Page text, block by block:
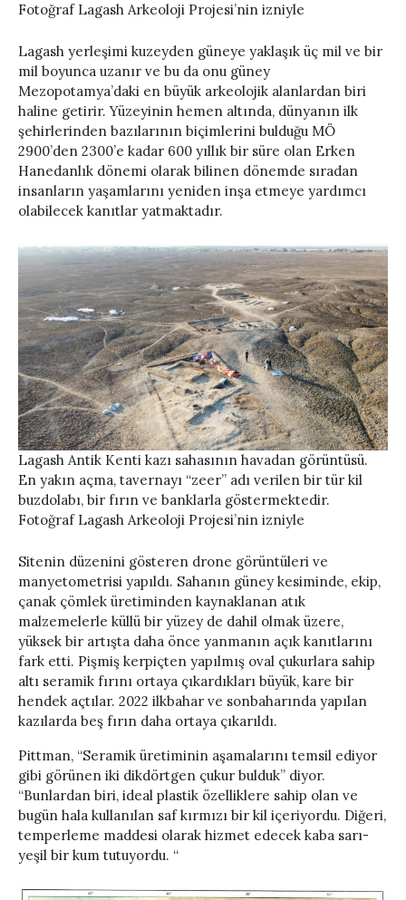
Fotoğraf Lagash Arkeoloji Projesi’nin izniyle
Lagash yerleşimi kuzeyden güneye yaklaşık üç mil ve bir
mil boyunca uzanır ve bu da onu güney
Mezopotamya’daki en büyük arkeolojik alanlardan biri
haline getirir. Yüzeyinin hemen altında, dünyanın ilk
şehirlerinden bazılarının biçimlerini bulduğu MÖ
2900’den 2300’e kadar 600 yıllık bir süre olan Erken
Hanedanlık dönemi olarak bilinen dönemde sıradan
insanların yaşamlarını yeniden inşa etmeye yardımcı
olabilecek kanıtlar yatmaktadır.
Lagash Antik Kenti kazı sahasının havadan görüntüsü.
En yakın açma, tavernayı “zeer” adı verilen bir tür kil
buzdolabı, bir fırın ve banklarla göstermektedir.
Fotoğraf Lagash Arkeoloji Projesi’nin izniyle
Sitenin düzenini gösteren drone görüntüleri ve
manyetometrisi yapıldı. Sahanın güney kesiminde, ekip,
çanak çömlek üretiminden kaynaklanan atık
malzemelerle küllü bir yüzey de dahil olmak üzere,
yüksek bir artışta daha önce yanmanın açık kanıtlarını
fark etti. Pişmiş kerpiçten yapılmış oval çukurlara sahip
altı seramik fırını ortaya çıkardıkları büyük, kare bir
hendek açtılar. 2022 ilkbahar ve sonbaharında yapılan
kazılarda beş fırın daha ortaya çıkarıldı.
Pittman, “Seramik üretiminin aşamalarını temsil ediyor
gibi görünen iki dikdörtgen çukur bulduk” diyor.
“Bunlardan biri, ideal plastik özelliklere sahip olan ve
bugün hala kullanılan saf kırmızı bir kil içeriyordu. Diğeri,
temperleme maddesi olarak hizmet edecek kaba sarı-
yeşil bir kum tutuyordu. “